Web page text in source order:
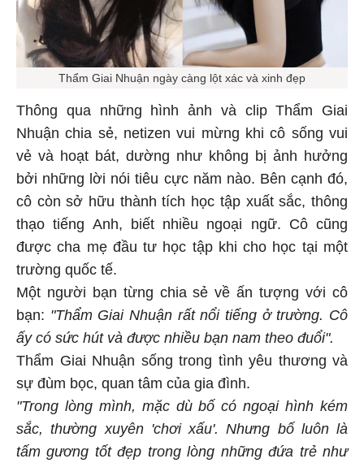
Thẩm Giai Nhuận ngày càng lột xác và xinh đẹp
Thông qua những hình ảnh và clip Thẩm Giai
Nhuận chia sẻ, netizen vui mừng khi cô sống vui
vẻ và hoạt bát, dường như không bị ảnh hưởng
bởi những lời nói tiêu cực năm nào. Bên cạnh đó,
cô còn sở hữu thành tích học tập xuất sắc, thông
thạo tiếng Anh, biết nhiều ngoại ngữ. Cô cũng
được cha mẹ đầu tư học tập khi cho học tại một
trường quốc tế.
Một người bạn từng chia sẻ về ấn tượng với cô
bạn: "Thẩm Giai Nhuận rất nổi tiếng ở trường. Cô
ấy có sức hút và được nhiều bạn nam theo đuổi".
Thẩm Giai Nhuận sống trong tình yêu thương và
sự đùm bọc, quan tâm của gia đình.
"Trong lòng mình, mặc dù bố có ngoại hình kém
sắc, thường xuyên 'chơi xấu'. Nhưng bố luôn là
tấm gương tốt đẹp trong lòng những đứa trẻ như